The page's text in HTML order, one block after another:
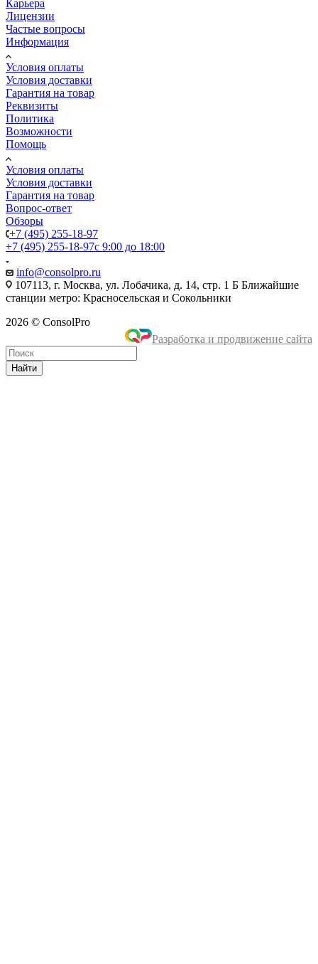
Карьера
Лицензии
Частые вопросы
Информация
Условия оплаты
Условия доставки
Гарантия на товар
Реквизиты
Политика
Возможности
Помощь
Условия оплаты
Условия доставки
Гарантия на товар
Вопрос-ответ
Обзоры
+7 (495) 255-18-97
+7 (495) 255-18-97с 9:00 до 18:00
info@consolpro.ru
107113, г. Москва, ул. Лобачика, д. 14, стр. 1 Б Ближайшие
станции метро: Красносельская и Сокольники
2026 © ConsolPro
Разработка и продвижение сайта
Найти